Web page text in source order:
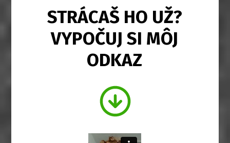
STRÁCAŠ HO UŽ?
VYPOČUJ SI MÔJ
ODKAZ